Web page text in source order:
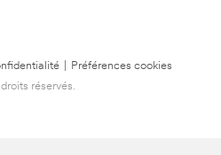
Préférences cookies
réservés.